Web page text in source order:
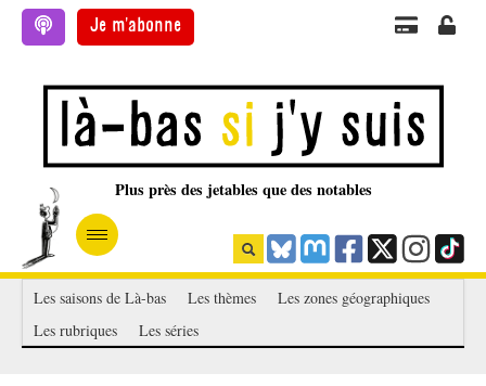
Je m'abonne
Plus près des jetables que des notables
Rechercher
Les saisons de Là-bas Les thèmes
Les zones géographiques
Les rubriques
Les séries